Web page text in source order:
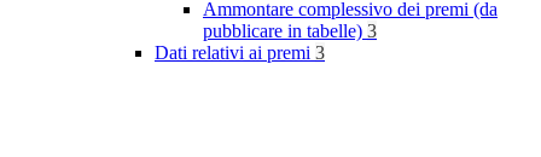
Ammontare complessivo dei premi (da
pubblicare in tabelle) 3
Dati relativi ai premi 3